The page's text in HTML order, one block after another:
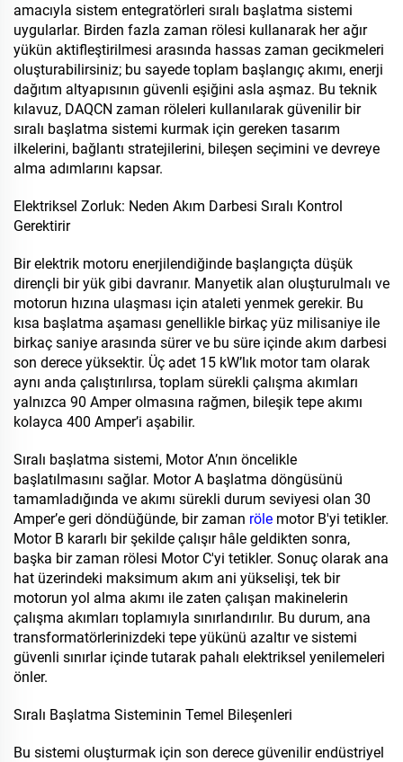
amacıyla sistem entegratörleri sıralı başlatma sistemi
uygularlar. Birden fazla zaman rölesi kullanarak her ağır
yükün aktifleştirilmesi arasında hassas zaman gecikmeleri
oluşturabilirsiniz; bu sayede toplam başlangıç akımı, enerji
dağıtım altyapısının güvenli eşiğini asla aşmaz. Bu teknik
kılavuz, DAQCN zaman röleleri kullanılarak güvenilir bir
sıralı başlatma sistemi kurmak için gereken tasarım
ilkelerini, bağlantı stratejilerini, bileşen seçimini ve devreye
alma adımlarını kapsar.
Elektriksel Zorluk: Neden Akım Darbesi Sıralı Kontrol
Gerektirir
Bir elektrik motoru enerjilendiğinde başlangıçta düşük
dirençli bir yük gibi davranır. Manyetik alan oluşturulmalı ve
motorun hızına ulaşması için ataleti yenmek gerekir. Bu
kısa başlatma aşaması genellikle birkaç yüz milisaniye ile
birkaç saniye arasında sürer ve bu süre içinde akım darbesi
son derece yüksektir. Üç adet 15 kW’lık motor tam olarak
aynı anda çalıştırılırsa, toplam sürekli çalışma akımları
yalnızca 90 Amper olmasına rağmen, bileşik tepe akımı
kolayca 400 Amper’i aşabilir.
Sıralı başlatma sistemi, Motor A’nın öncelikle
başlatılmasını sağlar. Motor A başlatma döngüsünü
tamamladığında ve akımı sürekli durum seviyesi olan 30
Amper’e geri döndüğünde, bir zaman röle motor B'yi tetikler.
Motor B kararlı bir şekilde çalışır hâle geldikten sonra,
başka bir zaman rölesi Motor C'yi tetikler. Sonuç olarak ana
hat üzerindeki maksimum akım ani yükselişi, tek bir
motorun yol alma akımı ile zaten çalışan makinelerin
çalışma akımları toplamıyla sınırlandırılır. Bu durum, ana
transformatörlerinizdeki tepe yükünü azaltır ve sistemi
güvenli sınırlar içinde tutarak pahalı elektriksel yenilemeleri
önler.
Sıralı Başlatma Sisteminin Temel Bileşenleri
Bu sistemi oluşturmak için son derece güvenilir endüstriyel